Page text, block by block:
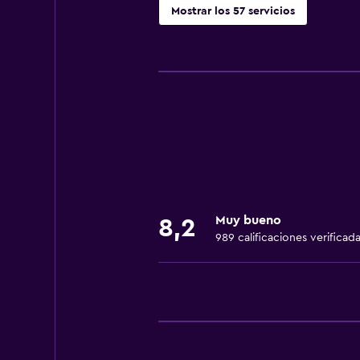
Mostrar los 57 servicios
Wifi gratis
Artículos de aseo gratis
Baño
8,2 Muy bueno
989 calificaciones